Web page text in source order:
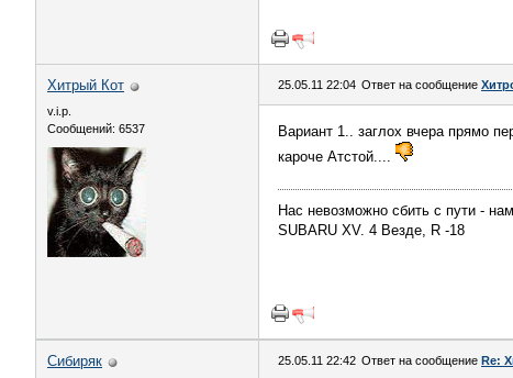
Хитрый Кот
v.i.p.
Сообщений: 6537
25.05.11 22:04 Ответ на сообщение
Вариант 1.. заглох вчера прямо
кароче Атстой....
Нас невозможно сбить с пути -
SUBARU XV. 4 Везде, R -18
Сибиряк 25.05.11 22:42 Ответ на сообщение Re: